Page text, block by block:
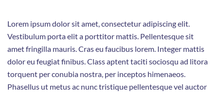
Lorem ipsum dolor sit amet, consectetur adipiscing elit.
Vestibulum porta elit a porttitor mattis. Pellentesque sit
amet fringilla mauris. Cras eu faucibus lorem. Integer mattis
dolor eu feugiat finibus. Class aptent taciti sociosqu ad litora
torquent per conubia nostra, per inceptos himenaeos.
Phasellus ut metus ac nunc tristique pellentesque vel auctor